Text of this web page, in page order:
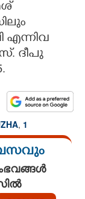
എന്നിവ
ദീപു
, 1